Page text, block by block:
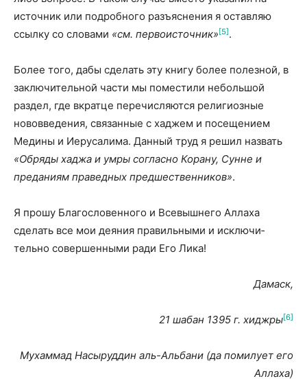
источник или подробного разъяснения я оставляю
ссылку со словами «см. первоисточник»[5].
Более того, дабы сделать эту книгу более полезной, в
заключительной части мы поместили небольшой
раздел, где вкратце перечисляются религиозные
нововведения, связанные с хаджем и посещением
Медины и Иерусалима. Данный труд я решил назвать
«Обряды хаджа и умры согласно Корану, Сунне и
преданиям праведных предшест­венников».
Я прошу Благословенного и Всевышнего Аллаха
сделать все мои деяния правильными и исключи­
тельно совершенными ради Его Лика!
Дамаск,
21 шабан 1395 г. хиджры[6]
Мухаммад Насыруддин аль-Альбани (да помилует его
Аллаха)